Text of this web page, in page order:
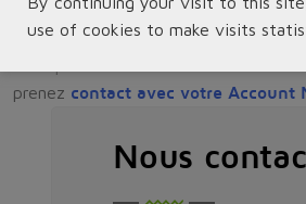
XFP.
prenez contact avec votre Account
Nous
use of cookies to make visits